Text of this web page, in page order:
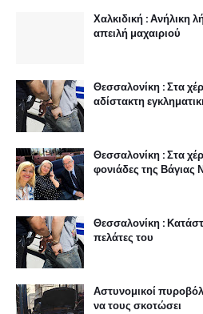
Χαλκιδική : Ανήλικη
απειλή μαχαιριού
Θεσσαλονίκη : Στα
αδίστακτη
Θεσσαλονίκη : Στα
φονιάδες της Βάγιας
Θεσσαλονίκη :
πελάτες του
Αστυνομικοί
να τους σκοτώσει